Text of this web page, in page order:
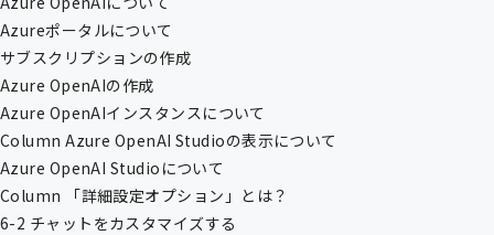
Azureポータルについて
サブスクリプションの作成
Azure OpenAIの作成
Azure OpenAIインスタンスについて
Column Azure OpenAI Studioの表示について
Azure OpenAI Studioについて
Column 「詳細設定オプション」とは？
6-2 チャットをカスタマイズする